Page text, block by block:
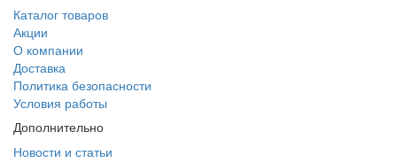
Каталог товаров
Акции
О компании
Доставка
Политика безопасности
Условия работы
Дополнительно
Новости и статьи